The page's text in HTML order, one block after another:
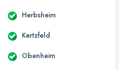
Herbsheim
Kertzfeld
Obenheim